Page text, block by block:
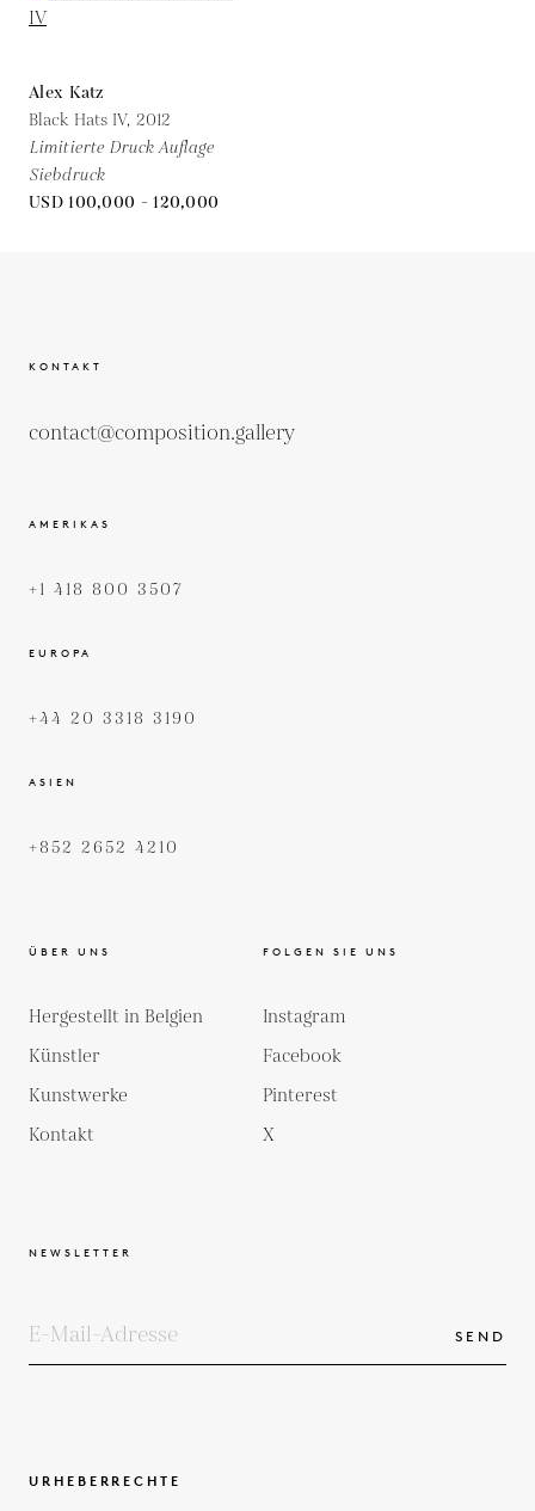
Alex Katz
Black Hats IV, 2012
Limitierte Druck Auflage
Siebdruck
USD 100,000 - 120,000
KONTAKT
contact@composition.gallery
AMERIKAS
+1 418 800 3507
EUROPA
+44 20 3318 3190
ASIEN
+852 2652 4210
ÜBER UNS
Hergestellt in Belgien
Künstler
Kunstwerke
Kontakt
FOLGEN SIE UNS
Instagram
Facebook
Pinterest
X
NEWSLETTER
SEND
URHEBERRECHTE